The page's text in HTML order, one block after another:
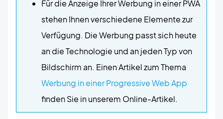
Für die Anzeige Ihrer Werbung in einer PWA
stehen Ihnen verschiedene Elemente zur
Verfügung. Die Werbung passt sich heute
an die Technologie und an jeden Typ von
Bildschirm an. Einen Artikel zum Thema
Werbung in einer Progressive Web App
finden Sie in unserem Online-Artikel.